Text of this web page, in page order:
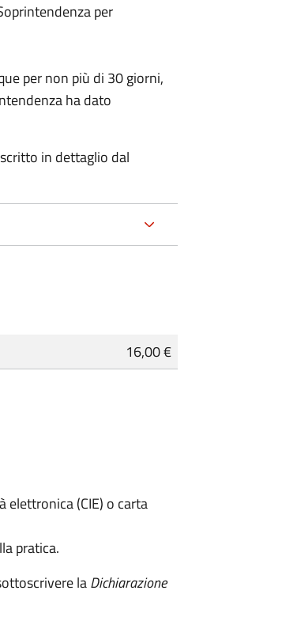
per
per non più di 30 giorni,
ha dato
in dettaglio dal
16,00 €
elettronica (CIE) o carta
pratica.
laDichiarazione